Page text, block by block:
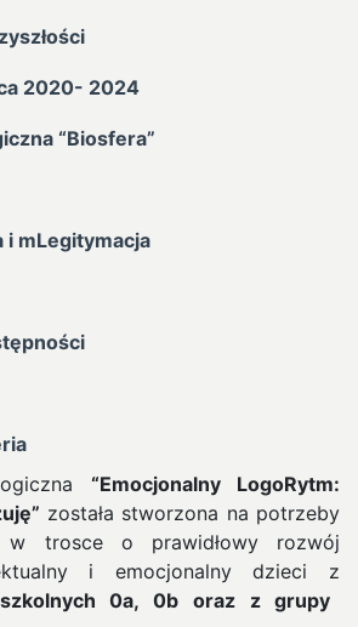
2020- 2024
“Biosfera”
i mLegitymacja
“Emocjonalny LogoRytm:
została stworzona na potrzeby
w trosce o prawidłowy rozwój
i emocjonalny dzieci z
0a, 0b oraz z grupy